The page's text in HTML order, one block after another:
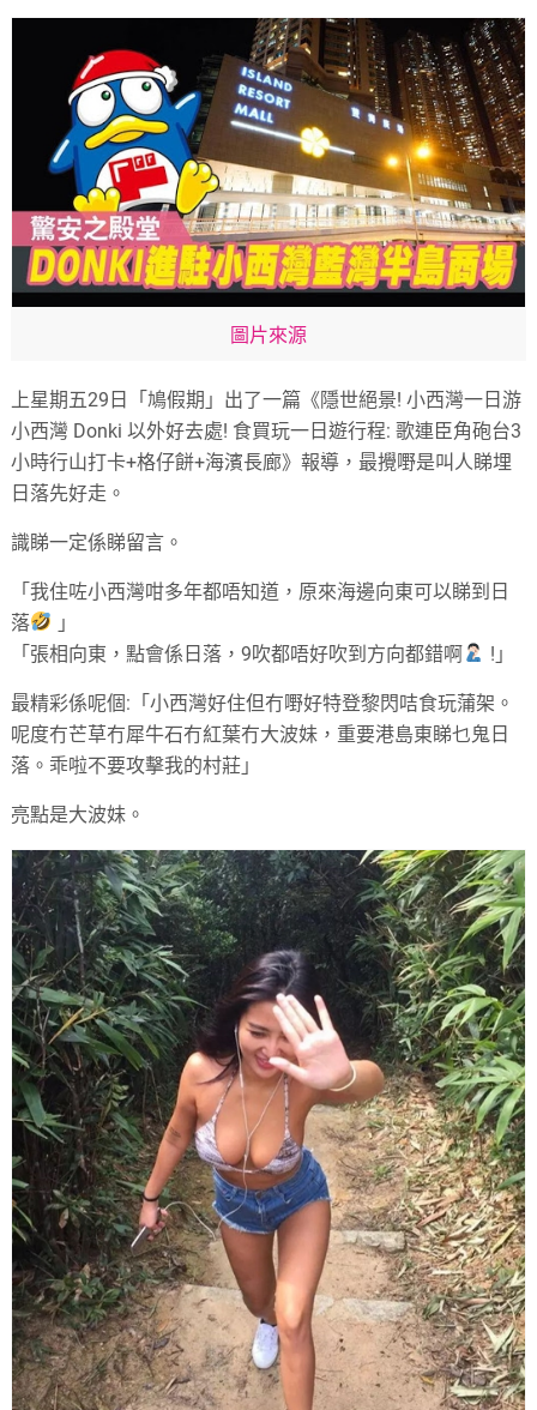
圖片來源
上星期五29日「鳩假期」出了一篇《隱世絕景! 小西灣一日游
小西灣 Donki 以外好去處! 食買玩一日遊行程: 歌連臣角砲台3
小時行山打卡+格仔餅+海濱長廊》報導，最攪嘢是叫人睇埋
日落先好走。
識睇一定係睇留言。
「我住咗小西灣咁多年都唔知道，原來海邊向東可以睇到日
落
」
「張相向東，點會係日落，9吹都唔好吹到方向都錯啊
!」
最精彩係呢個:「小西灣好住但冇嘢好特登黎閃咭食玩蒲架。
呢度冇芒草冇犀牛石冇紅葉冇大波妹，重要港島東睇乜鬼日
落。乖啦不要攻擊我的村莊」
亮點是大波妹。